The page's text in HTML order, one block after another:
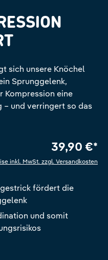
sich unsere Knöchel
Sprunggelenk,
Kompression eine
– und verringert so das
39,90 €*
inkl. MwSt. zzgl. Versandkosten
fördert die
und somit